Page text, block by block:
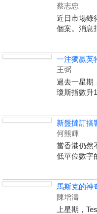
蔡志忠
近日市場錄
個案。消息
一注獨贏英
王弼
過去一星期
瓊斯指數升
新盤撻訂搞
何熊輝
當香港仍然
低單位數字
馬斯克的神
陳增濤
上星期，